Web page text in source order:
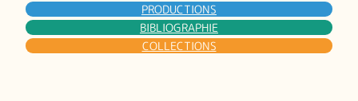
PRODUCTIONS
BIBLIOGRAPHIE
COLLECTIONS